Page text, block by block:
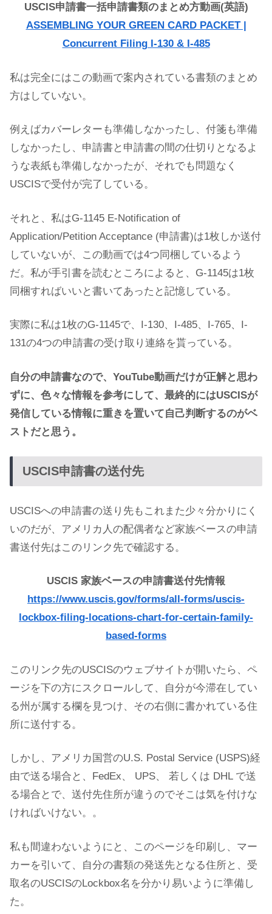
USCIS申請書一括申請書類のまとめ方動画(英語)
ASSEMBLING YOUR GREEN CARD PACKET |
Concurrent Filing I-130 & I-485
私は完全にはこの動画で案内されている書類のまとめ
方はしていない。
例えばカバーレターも準備しなかったし、付箋も準備
しなかったし、申請書と申請書の間の仕切りとなるよ
うな表紙も準備しなかったが、それでも問題なく
USCISで受付が完了している。
それと、私はG-1145 E-Notification of
Application/Petition Acceptance (申請書)は1枚しか送付
していないが、この動画では4つ同梱しているよう
だ。私が手引書を読むところによると、G-1145は1枚
同梱すればいいと書いてあったと記憶している。
実際に私は1枚のG-1145で、I-130、I-485、I-765、I-
131の4つの申請書の受け取り連絡を貰っている。
自分の申請書なので、YouTube動画だけが正解と思わ
ずに、色々な情報を参考にして、最終的にはUSCISが
発信している情報に重きを置いて自己判断するのがベ
ストだと思う。
USCIS申請書の送付先
USCISへの申請書の送り先もこれまた少々分かりにく
いのだが、アメリカ人の配偶者など家族ベースの申請
書送付先はこのリンク先で確認する。
USCIS 家族ベースの申請書送付先情報
https://www.uscis.gov/forms/all-forms/uscis-
lockbox-filing-locations-chart-for-certain-family-
based-forms
このリンク先のUSCISのウェブサイトが開いたら、ペ
ージを下の方にスクロールして、自分が今滞在してい
る州が属する欄を見つけ、その右側に書かれている住
所に送付する。
しかし、アメリカ国営のU.S. Postal Service (USPS)経
由で送る場合と、FedEx、 UPS、 若しくは DHL で送
る場合とで、送付先住所が違うのでそこは気を付けな
ければいけない。。
私も間違わないようにと、このページを印刷し、マー
カーを引いて、自分の書類の発送先となる住所と、受
取名のUSCISのLockbox名を分かり易いように準備し
た。